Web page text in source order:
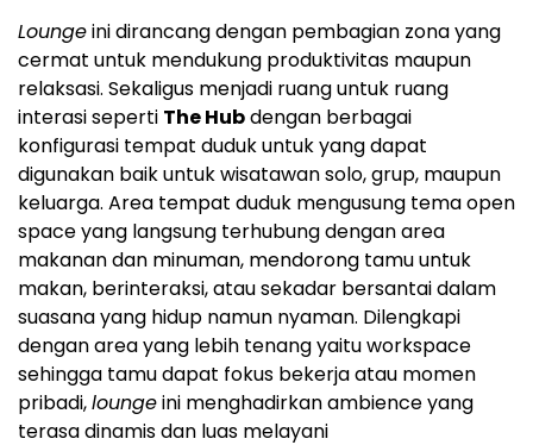
Loungeini dirancang dengan pembagian zona yang
cermat untuk mendukung produktivitas maupun
relaksasi. Sekaligus menjadi ruang untuk ruang
interasi seperti The Hubdengan berbagai
konfigurasi tempat duduk untuk yang dapat
digunakan baik untuk wisatawan solo, grup, maupun
keluarga. Area tempat duduk mengusung tema open
space yang langsung terhubung dengan area
makanan dan minuman, mendorong tamu untuk
makan, berinteraksi, atau sekadar bersantai dalam
suasana yang hidup namun nyaman. Dilengkapi
dengan area yang lebih tenang yaitu workspace
sehingga tamu dapat fokus bekerja atau momen
pribadi,loungeini menghadirkan ambience yang
terasa dinamis dan luas melayani